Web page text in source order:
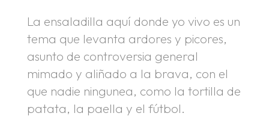
La ensaladilla aquí donde yo vivo es un
tema que levanta ardores y picores,
asunto de controversia general
mimado y aliñado a la brava, con el
que nadie ningunea, como la tortilla de
patata, la paella y el fútbol.